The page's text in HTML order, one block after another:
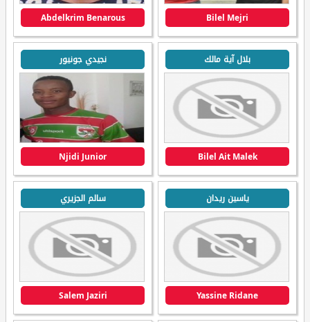
Bilel Mejri
Abdelkrim Benarous
بلال آية مالك
Bilel Ait Malek
نجيدي جونيور
Njidi Junior
ياسين ريدان
Yassine Ridane
سالم الجزيري
Salem Jaziri